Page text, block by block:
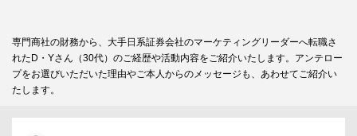
専門商社の財務から、大手日系証券会社のマーケティングリーダーへ転職さ
れたD・Yさん（30代）のご経歴や活動内容をご紹介いたします。アンテロー
プをお選びいただいた理由やご本人からのメッセージも、あわせてご紹介い
たします。